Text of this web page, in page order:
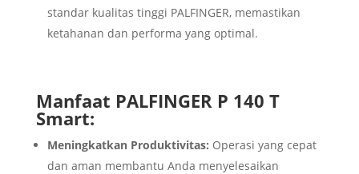
standar kualitas tinggi PALFINGER, memastikan
ketahanan dan performa yang optimal.
Manfaat PALFINGER P 140 T
Smart:
Meningkatkan Produktivitas: Operasi yang cepat
dan aman membantu Anda menyelesaikan